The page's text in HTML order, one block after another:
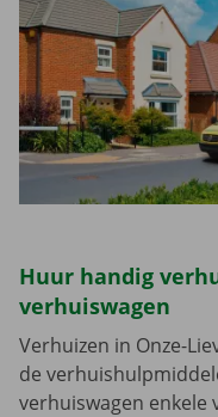
Huur handig
verhuiswagen
Verhuizen in Onze-
de
verhuiswagen enkele